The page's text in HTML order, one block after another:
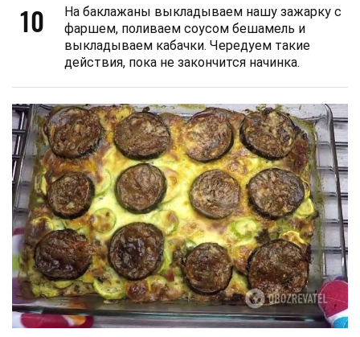
10
На баклажаны выкладываем нашу зажарку с
фаршем, поливаем соусом бешамель и
выкладываем кабачки. Чередуем такие
действия, пока не закончится начинка.